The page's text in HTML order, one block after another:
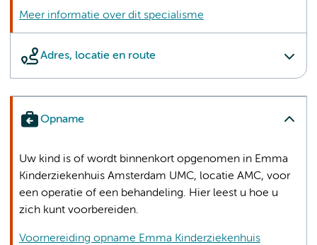
Adres, locatie en route
Meer informatie over dit specialisme
Opname
Uw kind is of wordt binnenkort opgenomen in Emma
Kinderziekenhuis Amsterdam UMC, locatie AMC, voor
een operatie of een behandeling. Hier leest u hoe u
zich kunt voorbereiden.
Voornereiding opname Emma Kinderziekenhuis